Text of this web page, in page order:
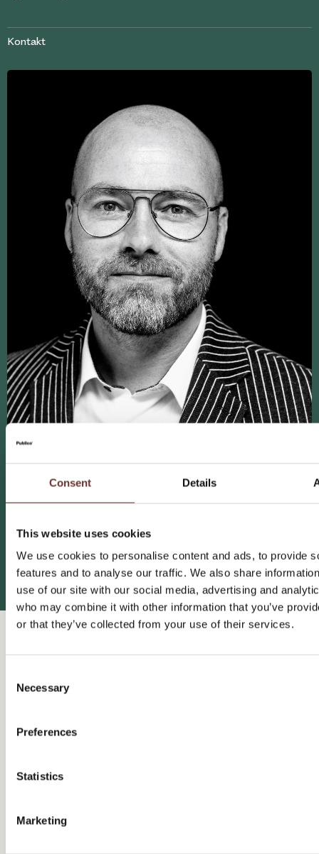
Consent Details
This website uses cookies
We use cookies to personalise content and ads, to provide
features and to analyse our traffic. We also share
use of our site with our social media, advertising and
who may combine it with other information that you’ve
or that they’ve collected from your use of their services.
Necessary
Preferences
Statistics
Marketing
Kontakt
Thomas Mandrup
Kontaktchef & partner
+ 45 27 15 70 92
thomas.mandrup@publico.dk